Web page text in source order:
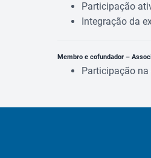
Participação
Integração da
Membro e cofundador –
Participação